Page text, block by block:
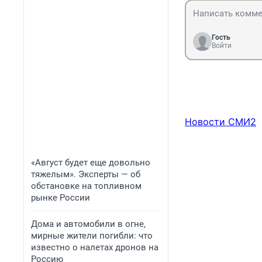
«Август будет еще довольно
тяжелым». Эксперты — об
обстановке на топливном
рынке России
Дома и автомобили в огне,
мирные жители погибли: что
известно о налетах дронов на
Россию
Гость
Войти
Новости СМИ2